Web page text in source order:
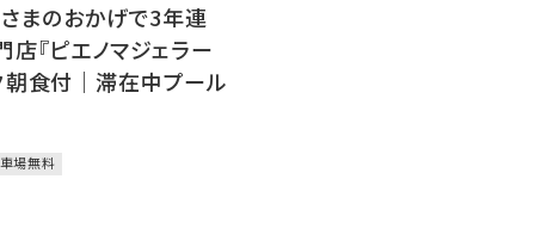
まのおかげで3年連
店『ピエノマジェラー
朝食付｜滞在中プール
場無料